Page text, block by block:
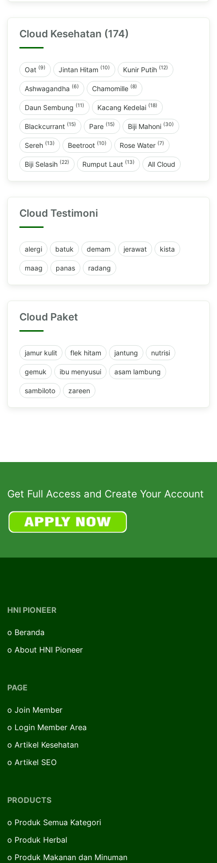
Cloud Kesehatan (174)
Oat (9) Jintan Hitam (10) Kunir Putih (12)
Ashwagandha (6) Chamomille (8)
Daun Sembung (11) Kacang Kedelai (18)
Blackcurrant (15) Pare (15) Biji Mahoni (30)
Sereh (13) Beetroot (10) Rose Water (7)
Biji Selasih (22) Rumput Laut (13) All Cloud
Cloud Testimoni
alergi batuk demam jerawat kista
maag panas radang
Cloud Paket
jamur kulit flek hitam jantung nutrisi
gemuk ibu menyusui asam lambung
sambiloto zareen
Get Full Access and Create Your Account
HNI PIONEER
o Beranda
o About HNI Pioneer
PAGE
o Join Member
o Login Member Area
o Artikel Kesehatan
o Artikel SEO
PRODUCTS
o Produk Semua Kategori
o Produk Herbal
o Produk Makanan dan Minuman